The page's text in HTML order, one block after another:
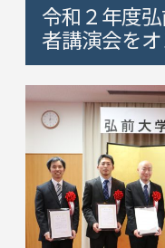
令和２年度
者講演会を